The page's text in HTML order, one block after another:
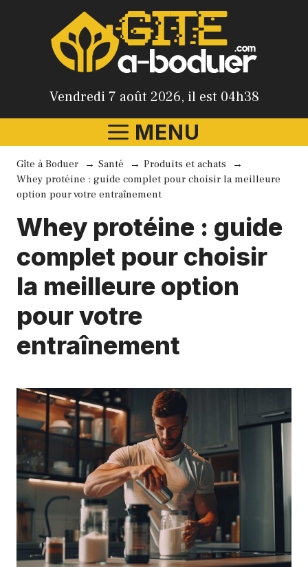
Vendredi 7 août 2026, il est 04h38
MENU
Gîte à Boduer Santé
Produits et achats
Whey protéine : guide complet pour choisir la meilleure
option pour votre entraînement
Whey protéine : guide
complet pour choisir
la meilleure option
pour votre
entraînement